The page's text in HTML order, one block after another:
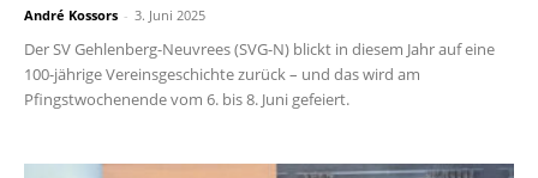
André Kossors - 3. Juni 2025
Der SV Gehlenberg-Neuvrees (SVG-N) blickt in diesem Jahr auf eine
100-jährige Vereinsgeschichte zurück – und das wird am
Pfingstwochenende vom 6. bis 8. Juni gefeiert.